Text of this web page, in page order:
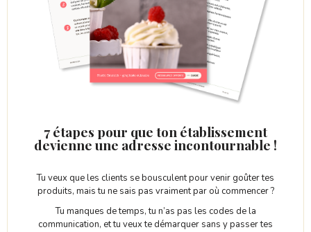
7 étapes pour que ton établissement
devienne une adresse incontournable !
Tu veux que les clients se bousculent pour venir goûter tes
produits, mais tu ne sais pas vraiment par où commencer ?
Tu manques de temps, tu n’as pas les codes de la
communication, et tu veux te démarquer sans y passer tes